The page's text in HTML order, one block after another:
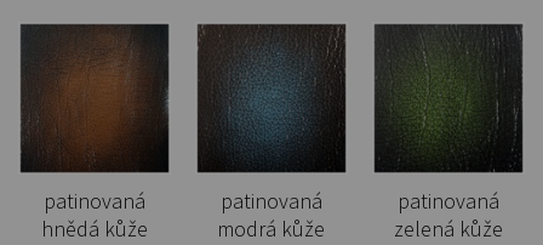
patinovaná
hnědá kůže
patinovaná
modrá kůže
patinovaná
zelená kůže